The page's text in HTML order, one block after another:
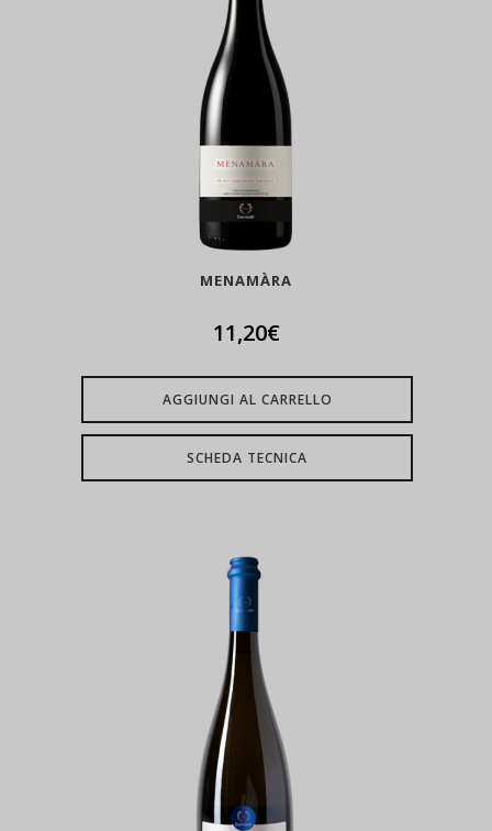
MENAMÀRA
11,20€
AGGIUNGI AL CARRELLO
SCHEDA TECNICA